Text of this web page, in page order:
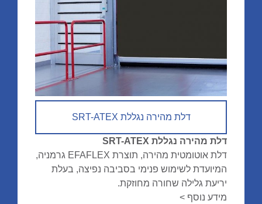
דלת מהירה נגללת SRT-ATEX
דלת מהירה נגללת SRT-ATEX
דלת אוטומטית מהירה, תוצרת EFAFLEX גרמניה,
המיועדת לשימוש פנימי בסביבה נפיצה, בעלת
יריעת גלילה שחורה מחוזקת.
מידע נוסף >